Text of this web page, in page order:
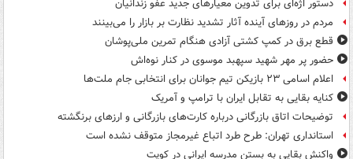
دستور اژه‌ای برای تدوین معیارهای جدید عفو زندانیان
مردم در روزهای آینده آثار تشدید نظارت بر بازار را می‌بینند
قطع برق در کمپ کشتی آزادی هنگام تمرین ملی‌پوشان
حضور پر مهر شهید سپهبد موسوی در کنار نوه‌اش
اعلام اسامی ۲۳ بازیکن تیم جوانان برای انتخابی جام ملت‌ها
کنایه بقایی به تقابل ایران با ترامپ و آمریک
توضیحات اتاق بازرگانی درباره کارت‌های بازرگانی و ارزهای برنگشته
استانداری تهران: طرح طرد اتباع غیرمجاز متوقف نشده است
واکنش بقایی به بستن مدرسه ایرانی در کویت